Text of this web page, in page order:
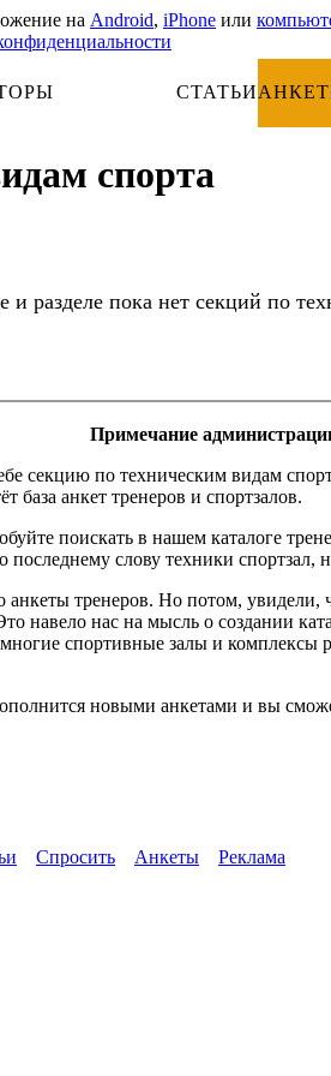
на Android, iPhone или
СТАТЬИ
спорта
и разделе пока нет секций по
Примечание
секцию по техническим видам
база анкет тренеров и спортзалов.
поискать в нашем каталоге
слову техники спортзал,
тренеров. Но потом,
навело нас на мысль о создании
спортивные залы и
новыми анкетами и вы
Спросить Анкеты Реклама